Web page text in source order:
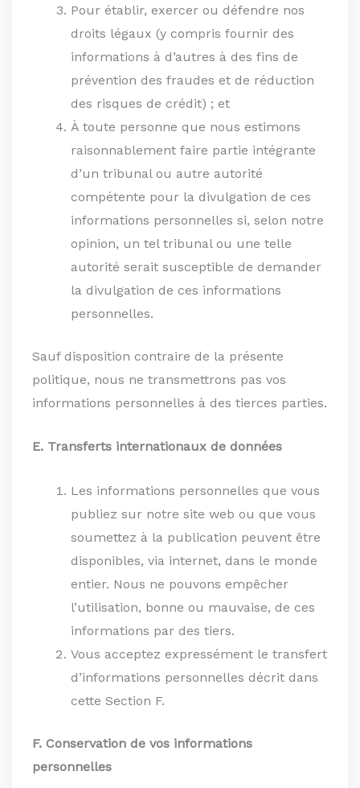
Pour établir, exercer ou défendre nos
droits légaux (y compris fournir des
informations à d’autres à des fins de
prévention des fraudes et de réduction
des risques de crédit) ; et
À toute personne que nous estimons
raisonnablement faire partie intégrante
d’un tribunal ou autre autorité
compétente pour la divulgation de ces
informations personnelles si, selon notre
opinion, un tel tribunal ou une telle
autorité serait susceptible de demander
la divulgation de ces informations
personnelles.
Sauf disposition contraire de la présente
politique, nous ne transmettrons pas vos
informations personnelles à des tierces parties.
E. Transferts internationaux de données
Les informations personnelles que vous
publiez sur notre site web ou que vous
soumettez à la publication peuvent être
disponibles, via internet, dans le monde
entier. Nous ne pouvons empêcher
l’utilisation, bonne ou mauvaise, de ces
informations par des tiers.
Vous acceptez expressément le transfert
d’informations personnelles décrit dans
cette Section F.
F. Conservation de vos informations
personnelles